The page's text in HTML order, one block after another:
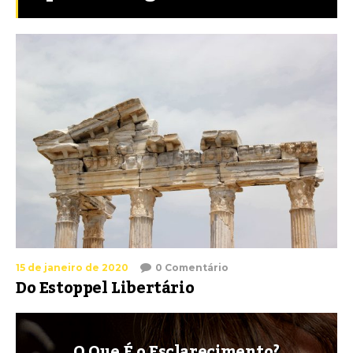
15 de janeiro de 2020 0 Comentário
Do Estoppel Libertário